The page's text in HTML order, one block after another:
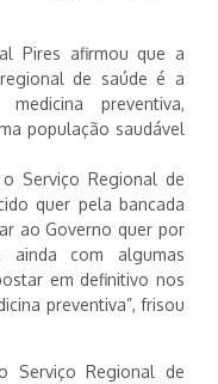
Pires afirmou que a
de saúde é a
preventiva,
população saudável
Serviço Regional de
quer pela bancada
ao Governo quer por
ainda com algumas
em definitivo nos
preventiva”, frisou
Serviço Regional de